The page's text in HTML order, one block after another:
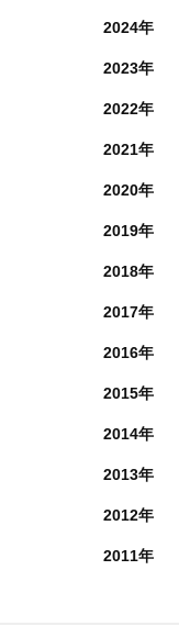
2024年
2023年
2022年
2021年
2020年
2019年
2018年
2017年
2016年
2015年
2014年
2013年
2012年
2011年